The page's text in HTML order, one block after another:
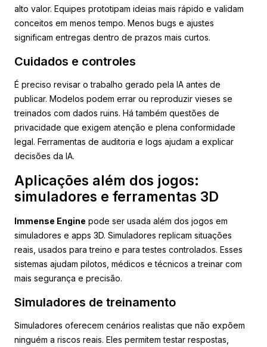
alto valor. Equipes prototipam ideias mais rápido e validam
conceitos em menos tempo. Menos bugs e ajustes
significam entregas dentro de prazos mais curtos.
Cuidados e controles
É preciso revisar o trabalho gerado pela IA antes de
publicar. Modelos podem errar ou reproduzir vieses se
treinados com dados ruins. Há também questões de
privacidade que exigem atenção e plena conformidade
legal. Ferramentas de auditoria e logs ajudam a explicar
decisões da IA.
Aplicações além dos jogos:
simuladores e ferramentas 3D
Immense Engine pode ser usada além dos jogos em
simuladores e apps 3D. Simuladores replicam situações
reais, usados para treino e para testes controlados. Esses
sistemas ajudam pilotos, médicos e técnicos a treinar com
mais segurança e precisão.
Simuladores de treinamento
Simuladores oferecem cenários realistas que não expõem
ninguém a riscos reais. Eles permitem testar respostas,